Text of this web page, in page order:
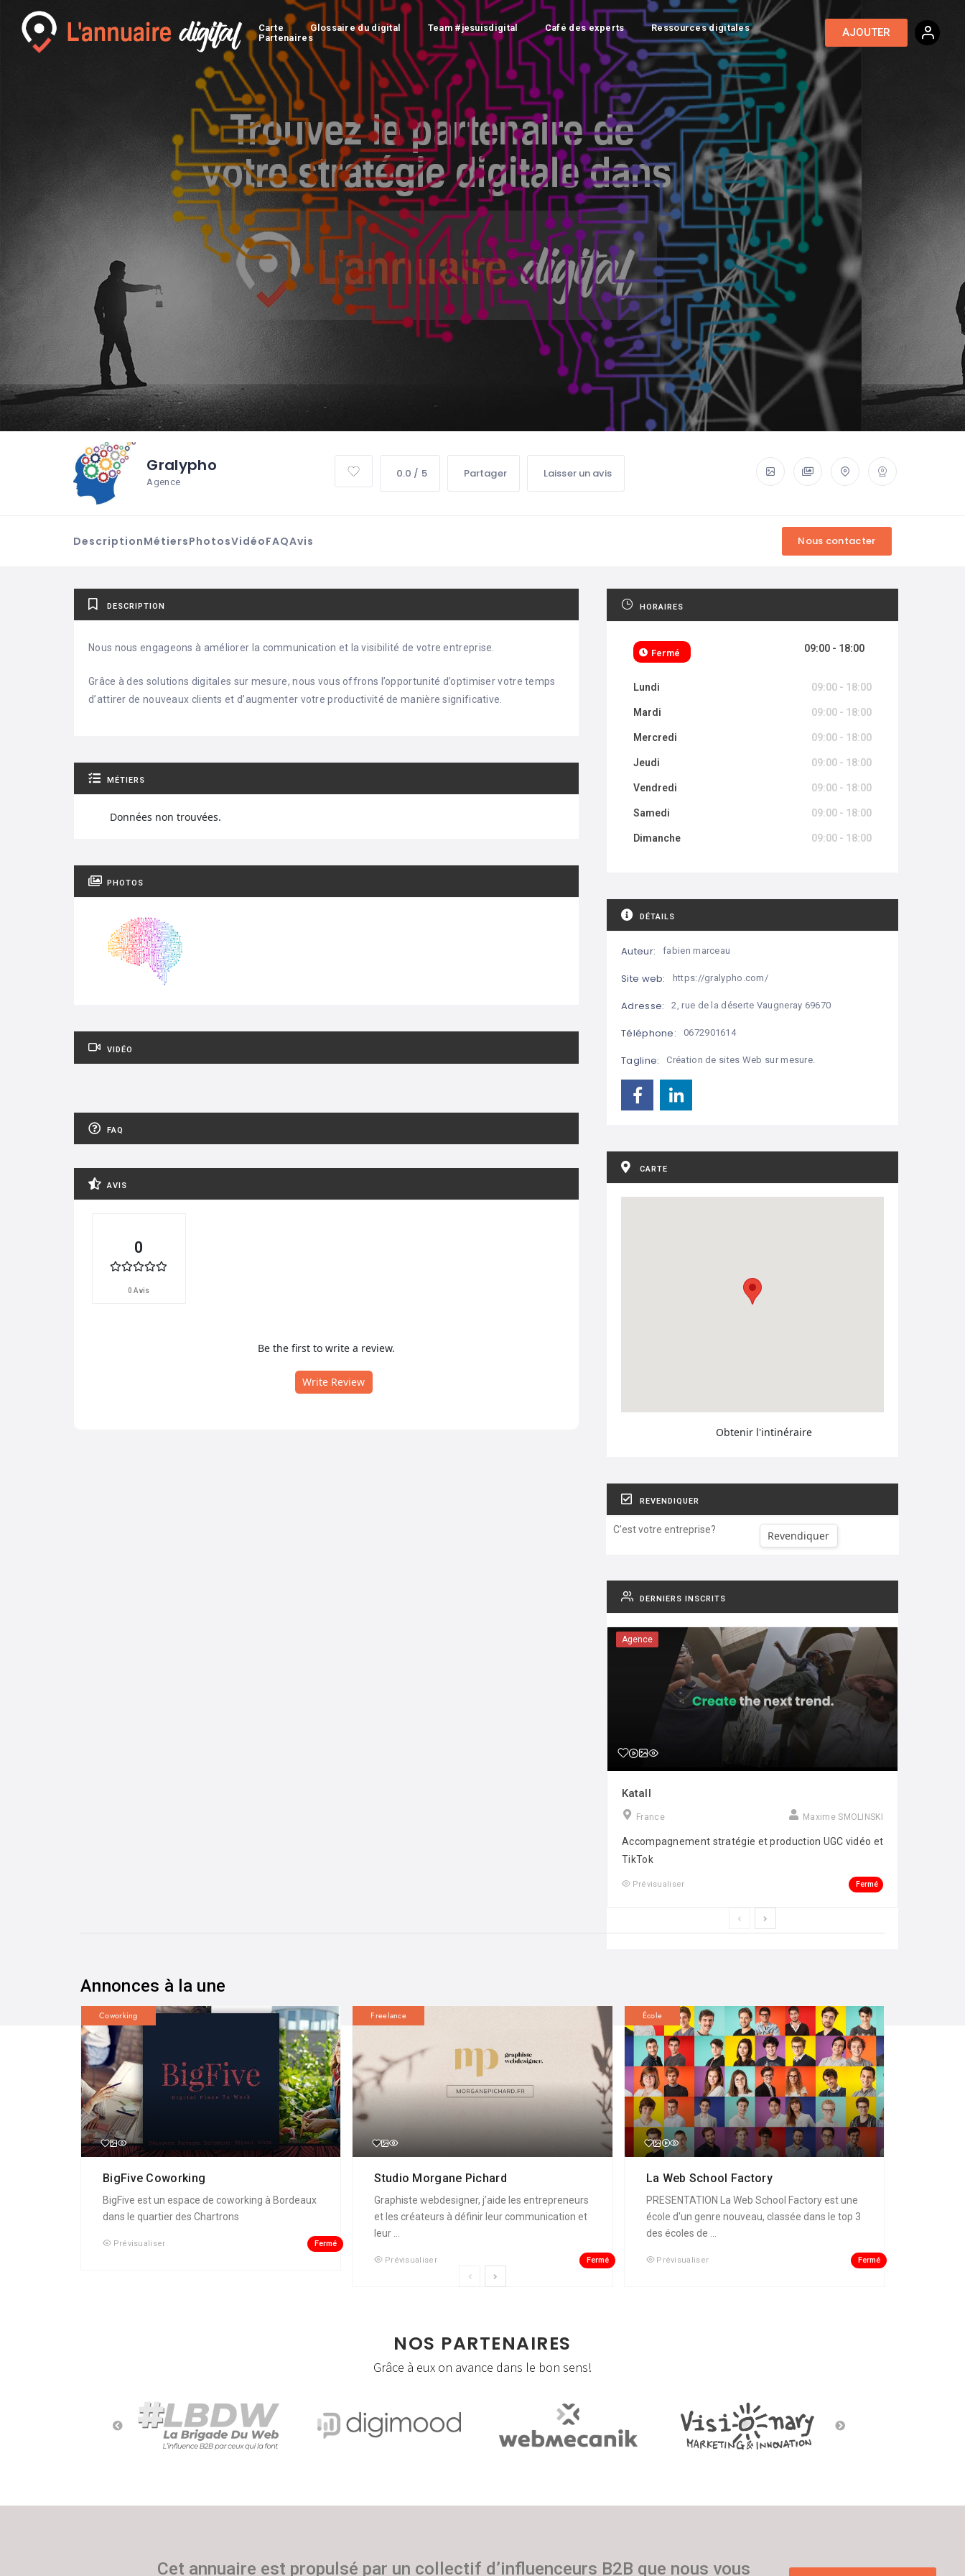
Carte Glossaire du digital Team #jesuisdigital Café des experts
Ressources digitales
Partenaires
AJOUTER
Gralypho
Agence
0.0 / 5 Partager Laisser un avis
DescriptionMétiersPhotosVidéoFAQAvis
DESCRIPTION
Nous nous engageons à améliorer la communication et la visibilité de votre entreprise.
Grâce à des solutions digitales sur mesure, nous vous offrons l’opportunité d’optimiser votre temps
d’attirer de nouveaux clients et d’augmenter votre productivité de manière significative.
MÉTIERS
Données non trouvées.
PHOTOS
VIDÉO
FAQ
AVIS
0
0 Avis
Be the first to write a review.
Write Review
HORAIRES
Fermé 09:00 - 18:00
Lundi 09:00 - 18:00
Mardi 09:00 - 18:00
Mercredi 09:00 - 18:00
Jeudi 09:00 - 18:00
Vendredi 09:00 - 18:00
Samedi 09:00 - 18:00
Dimanche 09:00 - 18:00
DÉTAILS
Auteur: fabien marceau
Site web: https://gralypho.com/
Adresse: 2, rue de la déserte Vaugneray 69670
Téléphone: 0672901614
Tagline: Création de sites Web sur mesure.
CARTE
Obtenir l'intinéraire
REVENDIQUER
C'est votre entreprise? Revendiquer
DERNIERS INSCRITS
Agence
Katall
France Maxime SMOLINSKI
Accompagnement stratégie et production UGC vidéo et
TikTok
Prévisualiser Fermé
Annonces à la une
Coworking
BigFive Coworking
BigFive est un espace de coworking à Bordeaux
dans le quartier des Chartrons
Prévisualiser Fermé
Freelance
Studio Morgane Pichard
Graphiste webdesigner, j’aide les entrepreneurs
et les créateurs à définir leur communication et
leur ...
Prévisualiser Fermé
École
La Web School Factory
PRESENTATION La Web School Factory est une
école d'un genre nouveau, classée dans le top 3
des écoles de ...
Prévisualiser Fermé
NOS PARTENAIRES
Grâce à eux on avance dans le bon sens!
Cet annuaire est propulsé par un collectif d’influenceurs B2B que nous vous